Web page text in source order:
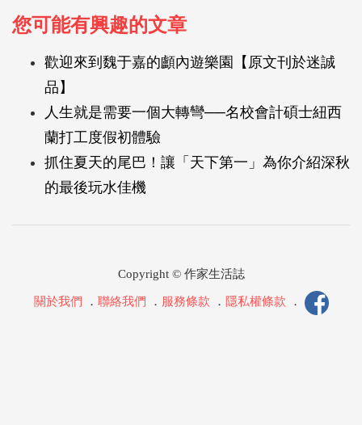
您可能有興趣的文章
歡迎來到魏于嘉的顱內遊樂園【原文刊於迷誠
品】
人生就是需要一個大轉彎──名校會計碩士紐西
蘭打工度假初體驗
抓住夏天的尾巴！讓「天下第一」為你介紹深秋
的最後玩水佳機
Copyright © 作家生活誌
關於我們 ． 聯絡我們 ． 服務條款 ． 隱私權條款 ．